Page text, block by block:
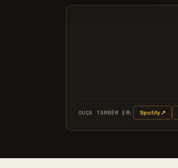
OUÇA TAMBÉM EM: Spotify ↗